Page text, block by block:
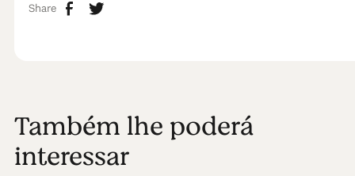
Share
Também lhe poderá
interessar